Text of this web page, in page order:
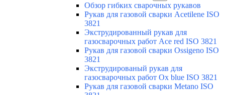
Обзор гибких сварочных рукавов
Рукав для газовой сварки Acetilene ISO
3821
Экструдированный рукав для
газосварочных работ Ace red ISO 3821
Рукав для газовой сварки Ossigeno ISO
3821
Экструдированый рукав для
газосварочных работ Ox blue ISO 3821
Рукав для газовой сварки Metano ISO